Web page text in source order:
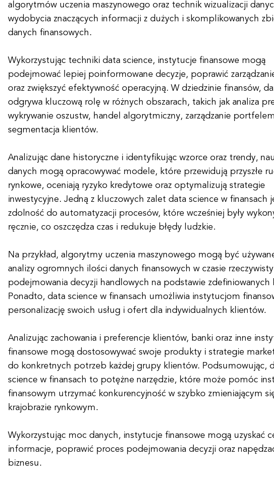
algorytmów uczenia maszynowego oraz technik wizualizacji
wydobycia znaczących informacji z dużych i skomplikowanych
danych finansowych.
Wykorzystując techniki data science, instytucje finansowe mogą
podejmować lepiej poinformowane decyzje, poprawić
oraz zwiększyć efektywność operacyjną. W dziedzinie finansów,
odgrywa kluczową rolę w różnych obszarach, takich jak analiza
wykrywanie oszustw, handel algorytmiczny, zarządzanie
segmentacja klientów.
Analizując dane historyczne i identyfikując wzorce oraz trendy,
danych mogą opracowywać modele, które przewidują przyszłe
rynkowe, oceniają ryzyko kredytowe oraz optymalizują strategie
inwestycyjne. Jedną z kluczowych zalet data science w finansach
zdolność do automatyzacji procesów, które wcześniej były
ręcznie, co oszczędza czas i redukuje błędy ludzkie.
Na przykład, algorytmy uczenia maszynowego mogą być
analizy ogromnych ilości danych finansowych w czasie
podejmowania decyzji handlowych na podstawie zdefiniowanych
Ponadto, data science w finansach umożliwia instytucjom
personalizację swoich usług i ofert dla indywidualnych klientów.
Analizując zachowania i preferencje klientów, banki oraz inne
finansowe mogą dostosowywać swoje produkty i strategie
do konkretnych potrzeb każdej grupy klientów. Podsumowując,
science w finansach to potężne narzędzie, które może pomóc
finansowym utrzymać konkurencyjność w szybko zmieniającym
krajobrazie rynkowym.
Wykorzystując moc danych, instytucje finansowe mogą uzyskać
informacje, poprawić proces podejmowania decyzji oraz
biznesu.